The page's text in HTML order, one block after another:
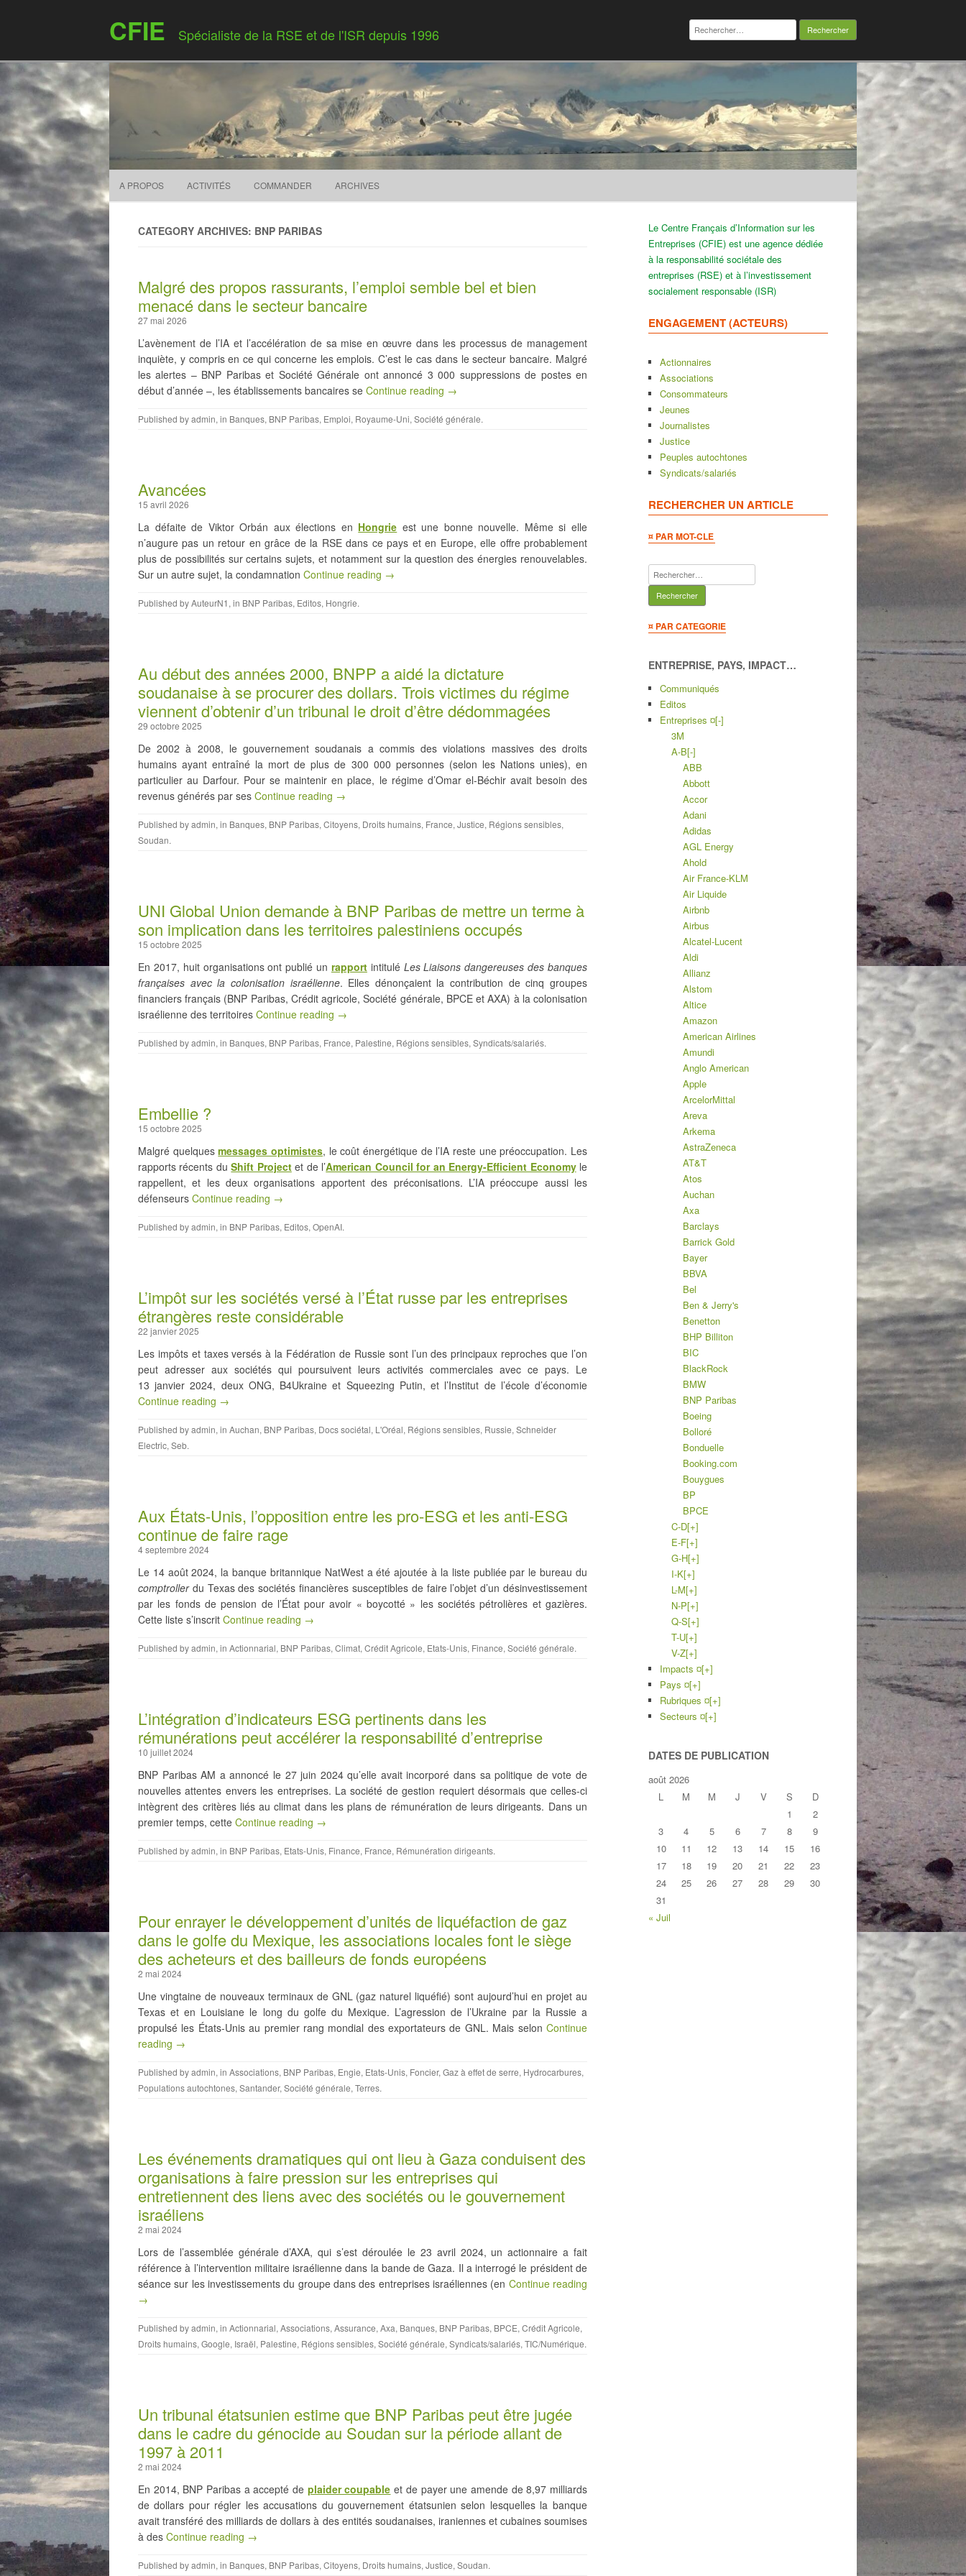
CFIE Spécialiste de la RSE et de l'ISR depuis 1996
Rechercher :
A PROPOS ACTIVITÉS COMMANDER ARCHIVES
CATEGORY ARCHIVES: BNP PARIBAS
Malgré des propos rassurants, l’emploi semble bel et bien
menacé dans le secteur bancaire
27 mai 2026
L’avènement de l’IA et l’accélération de sa mise en œuvre dans les processus de management
inquiète, y compris en ce qui concerne les emplois. C’est le cas dans le secteur bancaire. Malgré
les alertes – BNP Paribas et Société Générale ont annoncé 3 000 suppressions de postes en
début d’année –, les établissements bancaires se Continue reading →
Published byadmin, in Banques, BNP Paribas, Emploi, Royaume-Uni, Société générale.
Avancées
15 avril 2026
La défaite de Viktor Orbán aux élections en Hongrie est une bonne nouvelle. Même si elle
n’augure pas un retour en grâce de la RSE dans ce pays et en Europe, elle offre probablement
plus de possibilités sur certains sujets, et notamment sur la question des énergies renouvelables.
Sur un autre sujet, la condamnation Continue reading →
Published byAuteurN1 , in BNP Paribas, Editos, Hongrie.
Au début des années 2000, BNPP a aidé la dictature
soudanaise à se procurer des dollars. Trois victimes du régime
viennent d’obtenir d’un tribunal le droit d’être dédommagées
29 octobre 2025
De 2002 à 2008, le gouvernement soudanais a commis des violations massives des droits
humains ayant entraîné la mort de plus de 300 000 personnes (selon les Nations unies), en
particulier au Darfour. Pour se maintenir en place, le régime d’Omar el-Béchir avait besoin des
revenus générés par ses Continue reading →
Published byadmin, in Banques, BNP Paribas, Citoyens, Droits humains, France, Justice, Régions sensibles,
Soudan.
UNI Global Union demande à BNP Paribas de mettre un terme à
son implication dans les territoires palestiniens occupés
15 octobre 2025
En 2017, huit organisations ont publié un rapportintitulé Les Liaisons dangereuses des banques
françaises avec la colonisation israélienne. Elles dénonçaient la contribution de cinq groupes
financiers français (BNP Paribas, Crédit agricole, Société générale, BPCE et AXA) à la colonisation
israélienne des territoires Continue reading →
Published byadmin, in Banques, BNP Paribas, France, Palestine, Régions sensibles, Syndicats/salariés.
Embellie ?
15 octobre 2025
Malgré quelquesmessages optimistes, le coût énergétique de l’IA reste une préoccupation. Les
rapports récents duShift Projectet de l’American Council for an Energy-Efficient Economyle
rappellent, et les deux organisations apportent des préconisations. L’IA préoccupe aussi les
défenseurs Continue reading →
Published byadmin, in BNP Paribas, Editos, OpenAI.
L’impôt sur les sociétés versé à l’État russe par les entreprises
étrangères reste considérable
22 janvier 2025
Les impôts et taxes versés à la Fédération de Russie sont l’un des principaux reproches que l’on
peut adresser aux sociétés qui poursuivent leurs activités commerciales avec ce pays. Le
13 janvier 2024, deux ONG, B4Ukraine et Squeezing Putin, et l’Institut de l’école d’économie
Continue reading →
Published byadmin, in Auchan, BNP Paribas, Docs sociétal, L'Oréal, Régions sensibles, Russie, Schneider
Electric, Seb.
Aux États-Unis, l’opposition entre les pro-ESG et les anti-ESG
continue de faire rage
4 septembre 2024
Le 14 août 2024, la banque britannique NatWest a été ajoutée à la liste publiée par le bureau du
comptrollerdu Texas des sociétés financières susceptibles de faire l’objet d’un désinvestissement
par les fonds de pension de l’État pour avoir « boycotté » les sociétés pétrolières et gazières.
Cette liste s’inscrit Continue reading →
Published byadmin, in Actionnarial, BNP Paribas, Climat, Crédit Agricole, Etats-Unis, Finance, Société générale.
L’intégration d’indicateurs ESG pertinents dans les
rémunérations peut accélérer la responsabilité d’entreprise
10 juillet 2024
BNP Paribas AM a annoncé le 27 juin 2024 qu’elle avait incorporé dans sa politique de vote de
nouvelles attentes envers les entreprises. La société de gestion requiert désormais que celles-ci
intègrent des critères liés au climat dans les plans de rémunération de leurs dirigeants. Dans un
premier temps, cette Continue reading →
Published byadmin, in BNP Paribas, Etats-Unis, Finance, France, Rémunération dirigeants.
Pour enrayer le développement d’unités de liquéfaction de gaz
dans le golfe du Mexique, les associations locales font le siège
des acheteurs et des bailleurs de fonds européens
2 mai 2024
Une vingtaine de nouveaux terminaux de GNL (gaz naturel liquéfié) sont aujourd’hui en projet au
Texas et en Louisiane le long du golfe du Mexique. L’agression de l’Ukraine par la Russie a
propulsé les États-Unis au premier rang mondial des exportateurs de GNL. Mais selon Continue
reading →
Published byadmin, in Associations, BNP Paribas, Engie, Etats-Unis, Foncier, Gaz à effet de serre, Hydrocarbures,
Populations autochtones, Santander, Société générale, Terres.
Les événements dramatiques qui ont lieu à Gaza conduisent des
organisations à faire pression sur les entreprises qui
entretiennent des liens avec des sociétés ou le gouvernement
israéliens
2 mai 2024
Lors de l’assemblée générale d’AXA, qui s’est déroulée le 23 avril 2024, un actionnaire a fait
référence à l’intervention militaire israélienne dans la bande de Gaza. Il a interrogé le président de
séance sur les investissements du groupe dans des entreprises israéliennes (en Continue reading
→
Published byadmin, in Actionnarial, Associations, Assurance, Axa, Banques, BNP Paribas, BPCE, Crédit Agricole,
Droits humains, Google, Israël, Palestine, Régions sensibles, Société générale, Syndicats/salariés, TIC/Numérique.
Un tribunal étatsunien estime que BNP Paribas peut être jugée
dans le cadre du génocide au Soudan sur la période allant de
1997 à 2011
2 mai 2024
En 2014, BNP Paribas a accepté de plaider coupable et de payer une amende de 8,97 milliards
de dollars pour régler les accusations du gouvernement étatsunien selon lesquelles la banque
avait transféré des milliards de dollars à des entités soudanaises, iraniennes et cubaines soumises
à des Continue reading →
Published byadmin, in Banques, BNP Paribas, Citoyens, Droits humains, Justice, Soudan.
Le Centre Français d’Information sur les
Entreprises (CFIE) est une agence dédiée
à la responsabilité sociétale des
entreprises (RSE) et à l’investissement
socialement responsable (ISR)
ENGAGEMENT (ACTEURS)
Actionnaires
Associations
Consommateurs
Jeunes
Journalistes
Justice
Peuples autochtones
Syndicats/salariés
RECHERCHER UN ARTICLE
¤ PAR MOT-CLE
Rechercher :
¤ PAR CATEGORIE
ENTREPRISE, PAYS, IMPACT…
Communiqués
Editos
Entreprises ¤[-]
3M
A-B[-]
ABB
Abbott
Accor
Adani
Adidas
AGL Energy
Ahold
Air France-KLM
Air Liquide
Airbnb
Airbus
Alcatel-Lucent
Aldi
Allianz
Alstom
Altice
Amazon
American Airlines
Amundi
Anglo American
Apple
ArcelorMittal
Areva
Arkema
AstraZeneca
AT&T
Atos
Auchan
Axa
Barclays
Barrick Gold
Bayer
BBVA
Bel
Ben & Jerry's
Benetton
BHP Billiton
BIC
BlackRock
BMW
BNP Paribas
Boeing
Bolloré
Bonduelle
Booking.com
Bouygues
BP
BPCE
C-D[+]
E-F[+]
G-H[+]
I-K[+]
L-M[+]
N-P[+]
Q-S[+]
T-U[+]
V-Z[+]
Impacts ¤[+]
Pays ¤[+]
Rubriques ¤[+]
Secteurs ¤[+]
DATES DE PUBLICATION
août 2026
L
M M J V S
D
1
2
3
4 5 6 7 8
9
10
11 12 13 14 15
16
17
18 19 20 21 22
23
24
25 26 27 28 29
30
31
« Juil